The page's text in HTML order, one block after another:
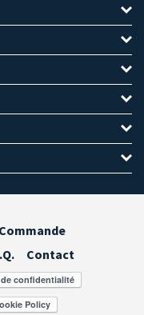
Commande
Contact